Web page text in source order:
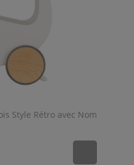
Style Rétro avec Nom